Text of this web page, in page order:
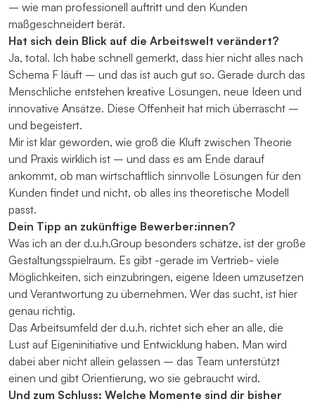
– wie man professionell auftritt und den Kunden
maßgeschneidert berät.
Hat sich dein Blick auf die Arbeitswelt verändert?
Ja, total. Ich habe schnell gemerkt, dass hier nicht alles nach
Schema F läuft – und das ist auch gut so. Gerade durch das
Menschliche entstehen kreative Lösungen, neue Ideen und
innovative Ansätze. Diese Offenheit hat mich überrascht –
und begeistert.
Mir ist klar geworden, wie groß die Kluft zwischen Theorie
und Praxis wirklich ist – und dass es am Ende darauf
ankommt, ob man wirtschaftlich sinnvolle Lösungen für den
Kunden findet und nicht, ob alles ins theoretische Modell
passt.
Dein Tipp an zukünftige Bewerber:innen?
Was ich an der d.u.h.Group besonders schätze, ist der große
Gestaltungsspielraum. Es gibt -gerade im Vertrieb- viele
Möglichkeiten, sich einzubringen, eigene Ideen umzusetzen
und Verantwortung zu übernehmen. Wer das sucht, ist hier
genau richtig.
Das Arbeitsumfeld der d.u.h. richtet sich eher an alle, die
Lust auf Eigeninitiative und Entwicklung haben. Man wird
dabei aber nicht allein gelassen – das Team unterstützt
einen und gibt Orientierung, wo sie gebraucht wird.
Und zum Schluss: Welche Momente sind dir bisher